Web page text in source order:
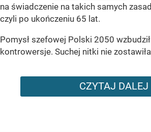
na świadczenie na takich samych
czyli po ukończeniu 65 lat.
Pomysł szefowej Polski 2050
kontrowersje. Suchej nitki nie
CZYTAJ DALEJ